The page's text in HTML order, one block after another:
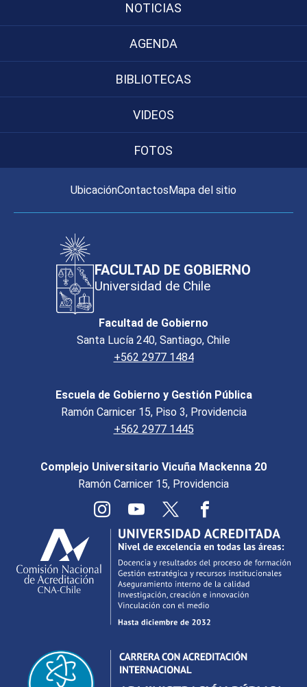
NOTICIAS
AGENDA
BIBLIOTECAS
VIDEOS
FOTOS
UbicaciónContactosMapa del sitio
FACULTAD DE GOBIERNO
Universidad de Chile
Facultad de Gobierno
Santa Lucía 240, Santiago, Chile
+562 2977 1484
Escuela de Gobierno y Gestión Pública
Ramón Carnicer 15, Piso 3, Providencia
+562 2977 1445
Complejo Universitario Vicuña Mackenna 20
Ramón Carnicer 15, Providencia